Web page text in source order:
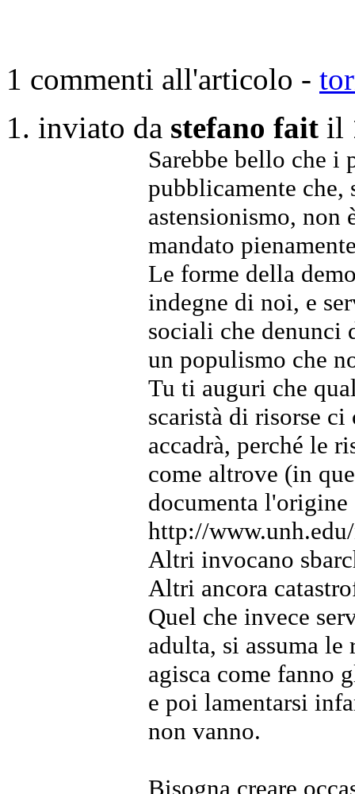
1 commenti all'articolo -
inviato da stefano fait il
Sarebbe bello che i
pubblicamente che,
astensionismo,
mandato
Le forme della
indegne di noi, e
sociali che denunci
un populismo che
Tu ti auguri che
scaristà di risorse
accadrà, perché le
come altrove (in
documenta
http://
Altri invocano
Altri ancora
Quel che invece
adulta, si assuma
agisca come fanno
e poi lamentarsi
non vanno.
Bisogna creare